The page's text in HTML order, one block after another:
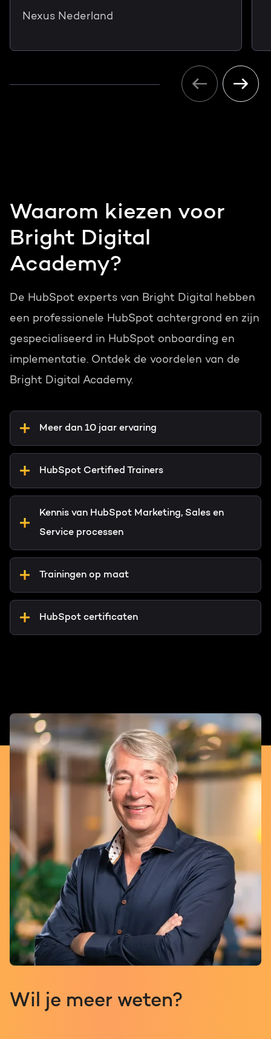
Nexus Nederland
Waarom kiezen voor
Bright Digital
Academy?
De HubSpot experts van Bright Digital hebben
een professionele HubSpot achtergrond en zijn
gespecialiseerd in HubSpot onboarding en
implementatie. Ontdek de voordelen van de
Bright Digital Academy.
Meer dan 10 jaar ervaring
HubSpot Certified Trainers
Kennis van HubSpot Marketing, Sales en
Service processen
Trainingen op maat
HubSpot certificaten
Behaal jouw HubSpot certificaten met
Wil je meer weten?